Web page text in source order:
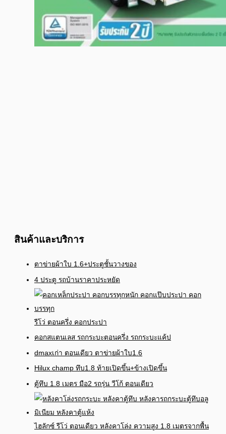
สินค้าและบริการ
ตาข่ายผ้าใบ 1.6+ประตูชั้นวางของ
4 ประตู รถบ้านราคาประหยัด
รีโว่ ตอนครึ่ง คอกประปา
คอกสแตนเลส รถกระบะตอนครึ่ง รถกระบะแค้ป
dmaxเก่า ตอนเดียว ตาข่ายผ้าใบ1.6
Hilux champ ทึบ1.8 ท้ายเปิดขึ้น+ข้างเปิดขึ้น
ตู้ทึบ 1.8 เมตร มือ2 รถรุ่น วีโก้ ตอนเดียว
ไฮลักซ์ รีโว่ ตอนเดียว หลังคาโล่ง ความสูง 1.8 เมตรจากพื้น